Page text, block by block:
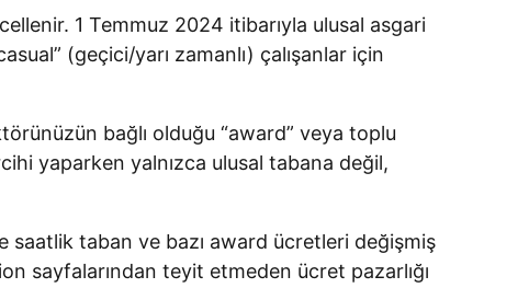
1 Temmuz 2024 itibarıyla ulusal asgari
(geçici/yarı zamanlı) çalışanlar için
bağlı olduğu “award” veya toplu
yaparken yalnızca ulusal tabana değil,
saatlik taban ve bazı award ücretleri değişmiş
sayfalarından teyit etmeden ücret pazarlığı